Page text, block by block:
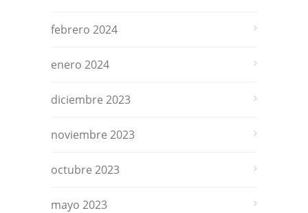
febrero 2024
enero 2024
diciembre 2023
noviembre 2023
octubre 2023
mayo 2023